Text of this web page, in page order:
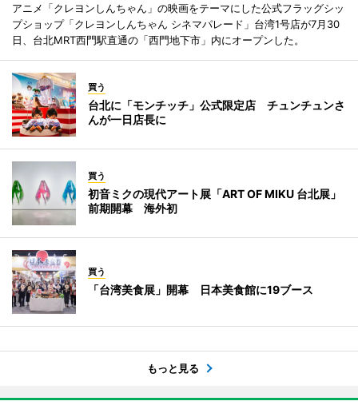
アニメ「クレヨンしんちゃん」の映画をテーマにした公式フラッグシッ
プショップ「クレヨンしんちゃん シネマパレード」台湾1号店が7月30
日、台北MRT西門駅直通の「西門地下市」内にオープンした。
買う
台北に「モンチッチ」公式限定店 チュンチュンさ
んが一日店長に
買う
初音ミクの現代アート展「ART OF MIKU 台北展」
前期開幕 海外初
買う
「台湾美食展」開幕 日本美食館に19ブース
もっと見る